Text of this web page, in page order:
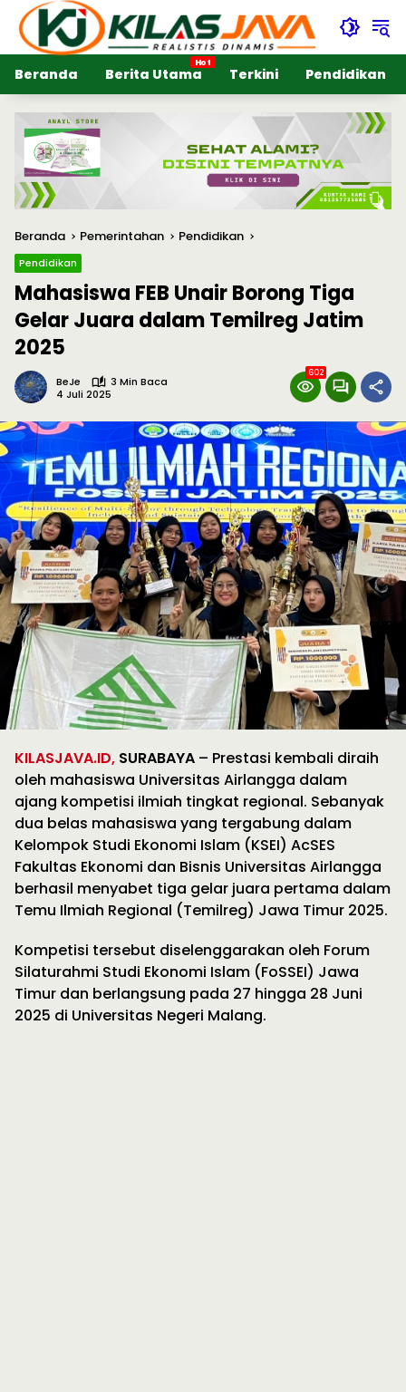
Langsung
konten
Beranda
Berita Utama Terkini Pendidikan
Beranda Pemerintahan Pendidikan
Pendidikan
Mahasiswa FEB Unair Borong Tiga
Gelar Juara dalam Temilreg Jatim
2025
BeJe
3 Min Baca
4 Juli 2025
602
KILASJAVA.ID, SURABAYA – Prestasi kembali diraih
oleh mahasiswa Universitas Airlangga dalam
ajang kompetisi ilmiah tingkat regional. Sebanyak
dua belas mahasiswa yang tergabung dalam
Kelompok Studi Ekonomi Islam (KSEI) AcSES
Fakultas Ekonomi dan Bisnis Universitas Airlangga
berhasil menyabet tiga gelar juara pertama dalam
Temu Ilmiah Regional (Temilreg) Jawa Timur 2025.
Kompetisi tersebut diselenggarakan oleh Forum
Silaturahmi Studi Ekonomi Islam (FoSSEI) Jawa
Timur dan berlangsung pada 27 hingga 28 Juni
2025 di Universitas Negeri Malang.